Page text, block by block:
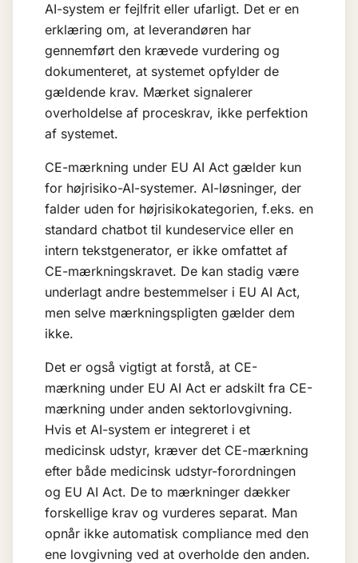
AI-system er fejlfrit eller ufarligt. Det er en
erklæring om, at leverandøren har
gennemført den krævede vurdering og
dokumenteret, at systemet opfylder de
gældende krav. Mærket signalerer
overholdelse af proceskrav, ikke perfektion
af systemet.
CE-mærkning under EU AI Act gælder kun
for højrisiko-AI-systemer. AI-løsninger, der
falder uden for højrisikokategorien, f.eks. en
standard chatbot til kundeservice eller en
intern tekstgenerator, er ikke omfattet af
CE-mærkningskravet. De kan stadig være
underlagt andre bestemmelser i EU AI Act,
men selve mærkningspligten gælder dem
ikke.
Det er også vigtigt at forstå, at CE-
mærkning under EU AI Act er adskilt fra CE-
mærkning under anden sektorlovgivning.
Hvis et AI-system er integreret i et
medicinsk udstyr, kræver det CE-mærkning
efter både medicinsk udstyr-forordningen
og EU AI Act. De to mærkninger dækker
forskellige krav og vurderes separat. Man
opnår ikke automatisk compliance med den
ene lovgivning ved at overholde den anden.